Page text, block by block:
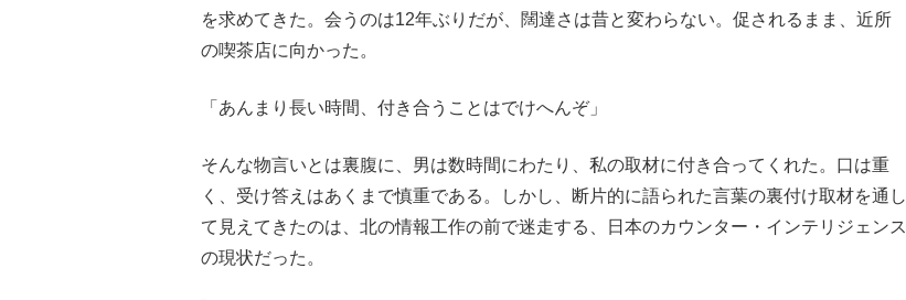
を求めてきた。会うのは12年ぶりだが、闊達さは昔と変わらない。促されるまま、近所
の喫茶店に向かった。
「あんまり長い時間、付き合うことはでけへんぞ」
そんな物言いとは裏腹に、男は数時間にわたり、私の取材に付き合ってくれた。口は重
く、受け答えはあくまで慎重である。しかし、断片的に語られた言葉の裏付け取材を通し
て見えてきたのは、北の情報工作の前で迷走する、日本のカウンター・インテリジェンス
の現状だった。